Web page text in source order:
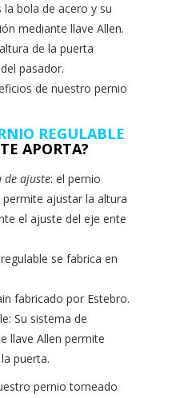
bola de acero y su
mediante llave Allen.
de la puerta
pasador.
de nuestro pernio
REGULABLE
APORTA?
de ajuste: el pernio
ajustar la altura
el ajuste del eje ente
se fabrica en
fabricado por Estebro.
Su sistema de
llave Allen permite
puerta.
pernio torneado